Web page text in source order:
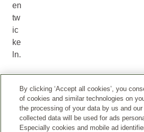
en
tw
ic
ke
ln.
DI
RI
By clicking ‘Accept all cookies’, you
of cookies and similar technologies on
the processing of your data by us and
collected data will be used for ads
Especially cookies and mobile ad